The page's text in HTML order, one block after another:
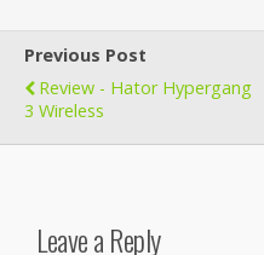
Previous Post
Review - Hator Hypergang
3 Wireless
Leave a Reply